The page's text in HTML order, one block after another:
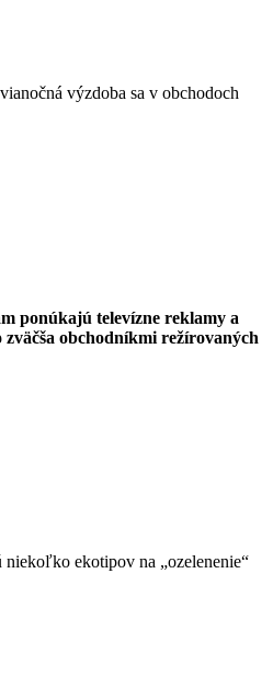
výzdoba sa v obchodoch
ponúkajú televízne reklamy a
obchodníkmi režírovaných
ekotipov na „ozelenenie“